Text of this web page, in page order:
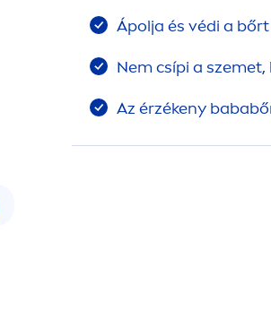
Ápolja és védi a bőrt
Nem csípi a szemet,
Az érzékeny